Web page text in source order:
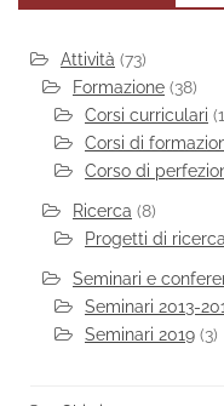
Attività (73)
Formazione (38)
Corsi curriculari
Corsi di
Corso di
Ricerca (8)
Progetti di ricerca
Seminari e
Seminari 2013-
Seminari 2019 (3)